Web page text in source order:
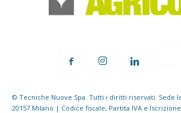
© Tecniche Nuove Spa. Tutti i diritti riservati. Sede
20157 Milano | Codice fiscale, Partita IVA e